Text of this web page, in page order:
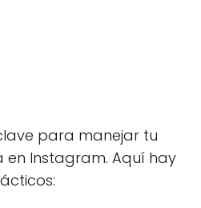
para manejar tu
Instagram. Aquí hay